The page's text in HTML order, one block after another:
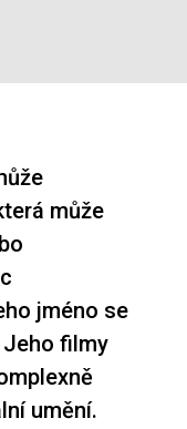
může
jméno se
filmy
umění.